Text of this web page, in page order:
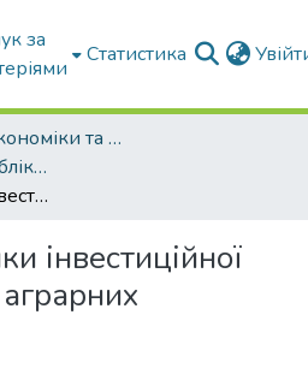
за
Статистика
Факультет Економіки та бізнесу
Кафедра Фінансів, обліку і оподаткування
Проблеми оцінки інвестиційної привабливості аграрних підприємств
інвестиційної